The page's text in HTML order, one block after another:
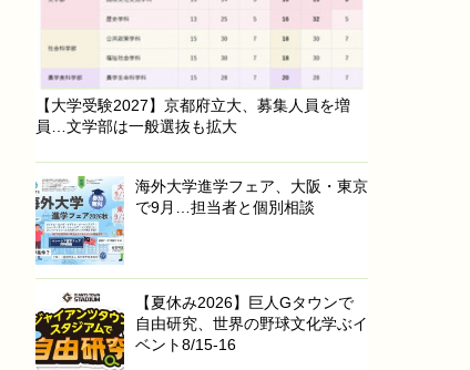
【大学受験2027】京都府立大、募集人員を増
員…文学部は一般選抜も拡大
海外大学進学フェア、大阪・東京
で9月…担当者と個別相談
【夏休み2026】巨人Gタウンで
自由研究、世界の野球文化学ぶイ
ベント8/15-16